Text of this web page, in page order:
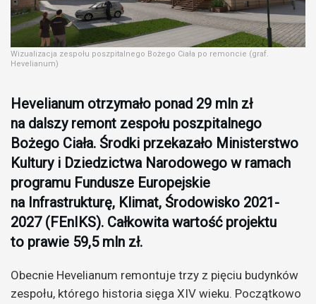
Wizualizacja zespołu poszpitalnego Bożego Ciała po remoncie (graf.
Hevelianum)
Hevelianum otrzymało ponad 29 mln zł
na dalszy remont zespołu poszpitalnego
Bożego Ciała. Środki przekazało Ministerstwo
Kultury i Dziedzictwa Narodowego w ramach
programu Fundusze Europejskie
na Infrastrukturę, Klimat, Środowisko 2021-
2027 (FEnIKS). Całkowita wartość projektu
to prawie 59,5 mln zł.
Obecnie Hevelianum remontuje trzy z pięciu budynków
zespołu, którego historia sięga XIV wieku. Początkowo